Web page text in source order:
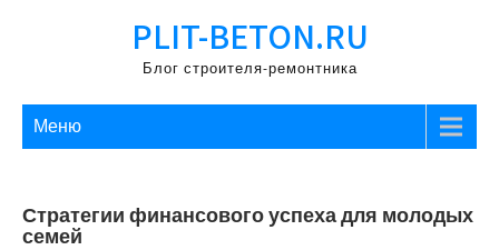
PLIT-BETON.RU
Блог строителя-ремонтника
Меню
Стратегии финансового успеха для молодых
семей